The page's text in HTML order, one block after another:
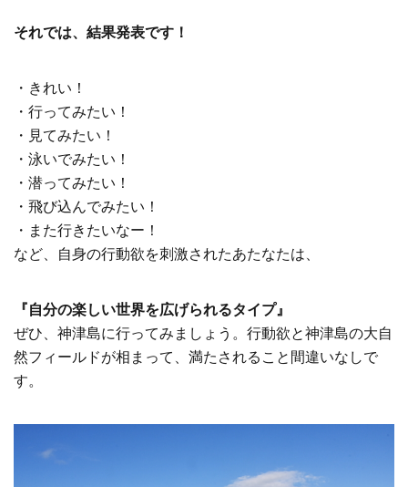
それでは、結果発表です！
・きれい！
・行ってみたい！
・見てみたい！
・泳いでみたい！
・潜ってみたい！
・飛び込んでみたい！
・また行きたいなー！
など、自身の行動欲を刺激されたあたなたは、
『自分の楽しい世界を広げられるタイプ』
ぜひ、神津島に行ってみましょう。行動欲と神津島の大自
然フィールドが相まって、満たされること間違いなしで
す。